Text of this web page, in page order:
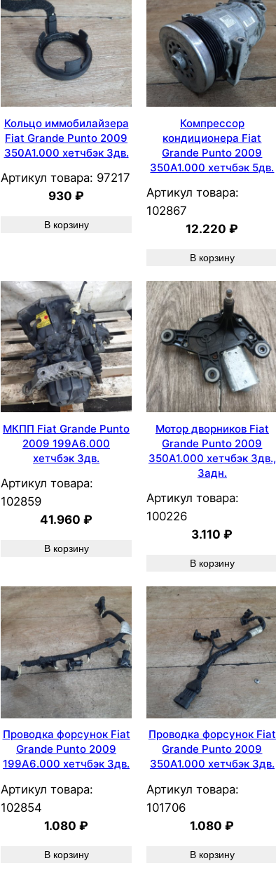
Кольцо иммобилайзера
Fiat Grande Punto 2009
350A1.000 хетчбэк 3дв.
Артикул товара: 97217
930₽
В корзину
Компрессор
кондиционера Fiat
Grande Punto 2009
350A1.000 хетчбэк 5дв.
Артикул товара:
102867
12.220₽
В корзину
МКПП Fiat Grande Punto
2009 199A6.000
хетчбэк 3дв.
Артикул товара:
102859
41.960₽
В корзину
Мотор дворников Fiat
Grande Punto 2009
350A1.000 хетчбэк 3дв.,
Задн.
Артикул товара:
100226
3.110₽
В корзину
Проводка форсунок Fiat
Grande Punto 2009
199A6.000 хетчбэк 3дв.
Артикул товара:
102854
1.080₽
В корзину
Проводка форсунок Fiat
Grande Punto 2009
350A1.000 хетчбэк 3дв.
Артикул товара:
101706
1.080₽
В корзину